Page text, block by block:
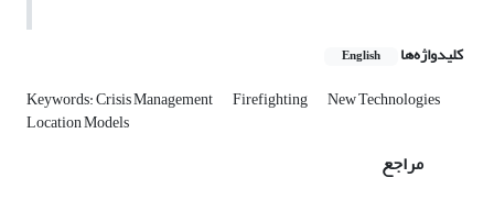
کلیدواژه‌ها English
Keywords: Crisis Management Firefighting New Technologies
Location Models
مراجع